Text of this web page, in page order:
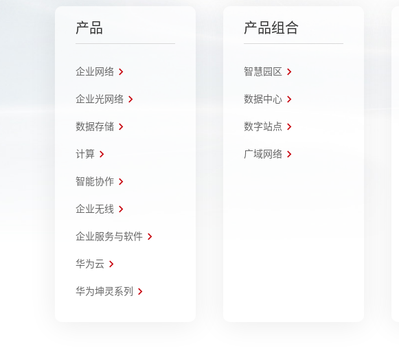
产品
企业网络
企业光网络
数据存储
计算
智能协作
企业无线
企业服务与软件
华为云
华为坤灵系列
产品组合
智慧园区
数据中心
数字站点
广域网络